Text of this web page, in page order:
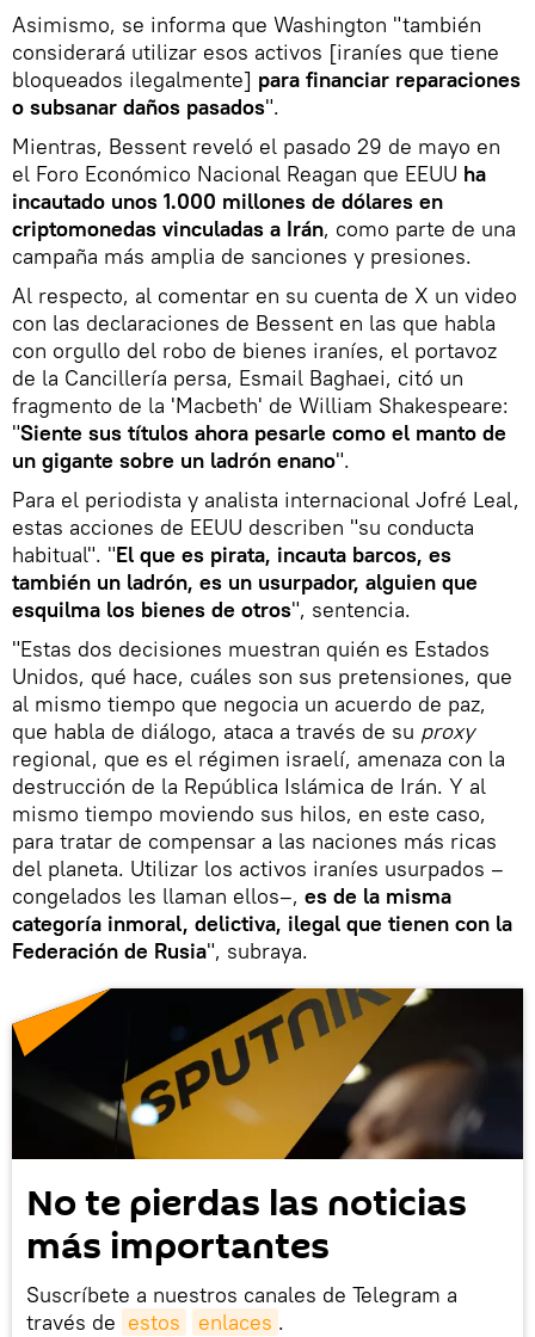
Asimismo, se informa que Washington "también
considerará utilizar esos activos [iraníes que tiene
bloqueados ilegalmente] para financiar reparaciones
o subsanar daños pasados".
Mientras, Bessent reveló el pasado 29 de mayo en
el Foro Económico Nacional Reagan que EEUU ha
incautado unos 1.000 millones de dólares en
criptomonedas vinculadas a Irán, como parte de una
campaña más amplia de sanciones y presiones.
Al respecto, al comentar en su cuenta de X un video
con las declaraciones de Bessent en las que habla
con orgullo del robo de bienes iraníes, el portavoz
de la Cancillería persa, Esmail Baghaei, citó un
fragmento de la 'Macbeth' de William Shakespeare:
"Siente sus títulos ahora pesarle como el manto de
un gigante sobre un ladrón enano".
Para el periodista y analista internacional Jofré Leal,
estas acciones de EEUU describen "su conducta
habitual". "El que es pirata, incauta barcos, es
también un ladrón, es un usurpador, alguien que
esquilma los bienes de otros", sentencia.
"Estas dos decisiones muestran quién es Estados
Unidos, qué hace, cuáles son sus pretensiones, que
al mismo tiempo que negocia un acuerdo de paz,
que habla de diálogo, ataca a través de su proxy
regional, que es el régimen israelí, amenaza con la
destrucción de la República Islámica de Irán. Y al
mismo tiempo moviendo sus hilos, en este caso,
para tratar de compensar a las naciones más ricas
del planeta. Utilizar los activos iraníes usurpados –
congelados les llaman ellos–, es de la misma
categoría inmoral, delictiva, ilegal que tienen con la
Federación de Rusia", subraya.
No te pierdas las noticias
más importantes
Suscríbete a nuestros canales de Telegram a
través de estos enlaces .